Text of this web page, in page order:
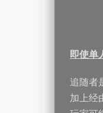
即使单
追随者
加上经